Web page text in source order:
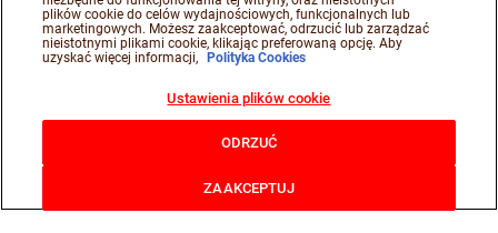
plików cookie do celów wydajnościowych, funkcjonalnych lub
marketingowych. Możesz zaakceptować, odrzucić lub zarządzać
nieistotnymi plikami cookie, klikając preferowaną opcję. Aby
uzyskać więcej informacji,
Polityka Cookies
Ustawienia plików cookie
ODRZUĆ
ZAAKCEPTUJ